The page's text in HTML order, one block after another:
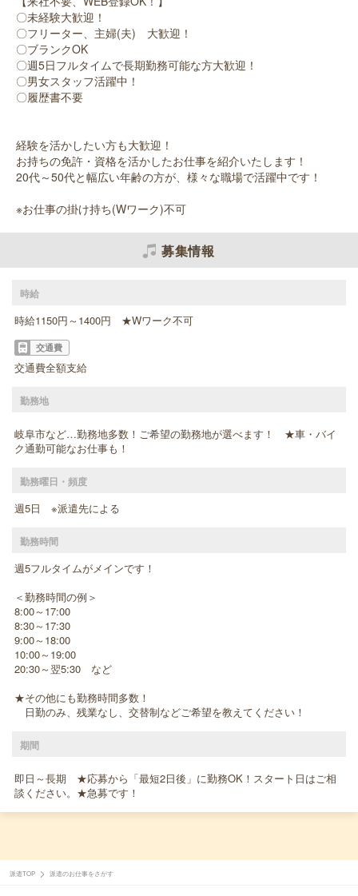
〇未経験大歓迎！
〇フリーター、主婦(夫) 大歓迎！
〇ブランクOK
〇週5日フルタイムで長期勤務可能な方大歓迎！
〇男女スタッフ活躍中！
〇履歴書不要
経験を活かしたい方も大歓迎！
お持ちの免許・資格を活かしたお仕事を紹介いたします！
20代～50代と幅広い年齢の方が、様々な職場で活躍中です！
※お仕事の掛け持ち(Wワーク)不可
募集情報
時給
時給1150円～1400円 ★Wワーク不可
交通費
交通費全額支給
勤務地
岐阜市など…勤務地多数！ご希望の勤務地が選べます！ ★車・バイ
ク通勤可能なお仕事も！
勤務曜日・頻度
週5日 ※派遣先による
勤務時間
週5フルタイムがメインです！
＜勤務時間の例＞
8:00～17:00
8:30～17:30
9:00～18:00
10:00～19:00
20:30～翌5:30 など
★その他にも勤務時間多数！
日勤のみ、残業なし、交替制などご希望を教えてください！
期間
即日～長期 ★応募から「最短2日後」に勤務OK！スタート日はご相
談ください。★急募です！
派遣TOP 派遣のお仕事をさがす